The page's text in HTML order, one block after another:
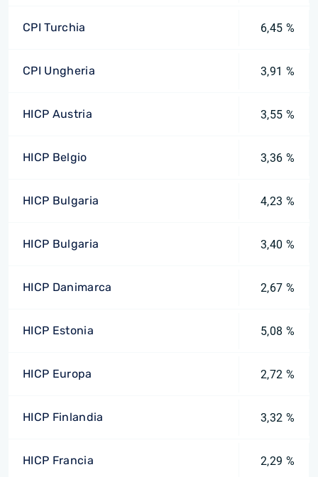
CPI Turchia 6,45 %
CPI Ungheria 3,91 %
HICP Austria 3,55 %
HICP Belgio 3,36 %
HICP Bulgaria 4,23 %
HICP Bulgaria 3,40 %
HICP Danimarca 2,67 %
HICP Estonia 5,08 %
HICP Europa 2,72 %
HICP Finlandia 3,32 %
HICP Francia 2,29 %